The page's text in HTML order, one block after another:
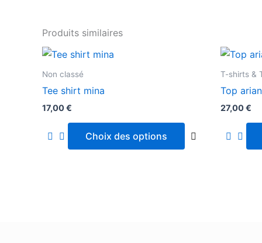
Produits similaires
Non classé
Tee shirt mina
17,00€
Choix des options
T-shirts &
Top
27,00€